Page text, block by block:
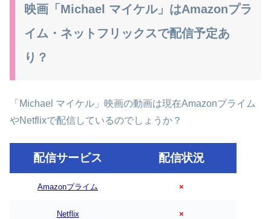
映画「Michael マイケル」はAmazonプラ
イム・ネットフリックスで配信予定あ
り？
「Michael マイケル」映画の動画は現在Amazonプライム
やNetflixで配信しているのでしょうか？
配信サービス 配信状況
Amazonプライム ×
Netflix ×